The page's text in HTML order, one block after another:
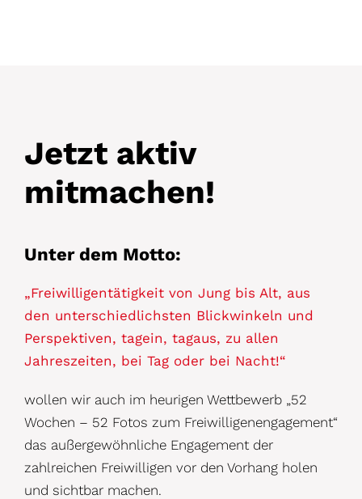
Jetzt aktiv
mitmachen!
Unter dem Motto:
„Freiwilligentätigkeit von Jung bis Alt, aus
den unterschiedlichsten Blickwinkeln und
Perspektiven, tagein, tagaus, zu allen
Jahreszeiten, bei Tag oder bei Nacht!“
wollen wir auch im heurigen Wettbewerb „52
Wochen – 52 Fotos zum Freiwilligenengagement“
das außergewöhnliche Engagement der
zahlreichen Freiwilligen vor den Vorhang holen
und sichtbar machen.